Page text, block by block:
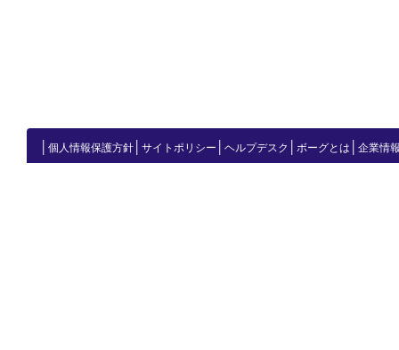
個人情報保護方針 サイトポリシー ヘルプデスク ボーグとは 企業情